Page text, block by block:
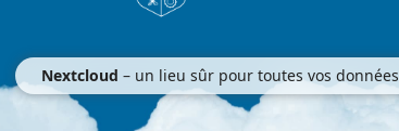
Nextcloud – un lieu sûr pour toutes vos données